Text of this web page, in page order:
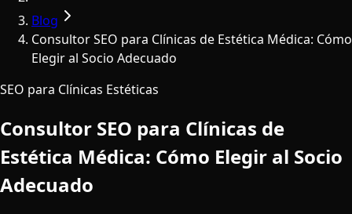
Blog
Consultor SEO para Clínicas de Estética Médica: Cómo
Elegir al Socio Adecuado
SEO para Clínicas Estéticas
Consultor SEO para Clínicas de
Estética Médica: Cómo Elegir al Socio
Adecuado